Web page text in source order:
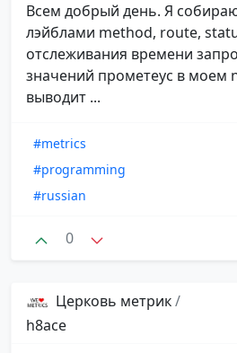
Всем добрый день. Я
лэйблами method, route,
отслеживания времени
значений прометеус в моем
выводит ...
#metrics
#programming
#russian
0
Церковь метрик/
h8ace